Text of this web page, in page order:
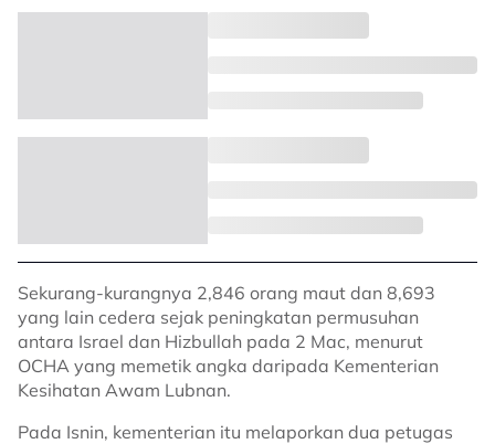
Sekurang-kurangnya 2,846 orang maut dan 8,693
yang lain cedera sejak peningkatan permusuhan
antara Israel dan Hizbullah pada 2 Mac, menurut
OCHA yang memetik angka daripada Kementerian
Kesihatan Awam Lubnan.
Pada Isnin, kementerian itu melaporkan dua petugas